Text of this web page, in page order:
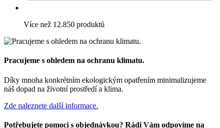
Více než 12.850 produktů
Pracujeme s ohledem na ochranu klimatu.
Díky mnoha konkrétním ekologickým opatřením minimalizujeme
náš dopad na životní prostředí a klima.
Zde naleznete další informace.
Potřebujete pomoci s objednávkou? Rádi Vám odpovíme na